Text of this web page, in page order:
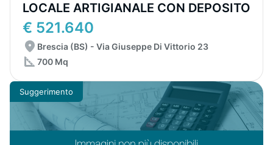
LOCALE ARTIGIANALE CON DEPOSITO
€ 521.640
Brescia (BS) - Via Giuseppe Di Vittorio 23
700 Mq
Suggerimento